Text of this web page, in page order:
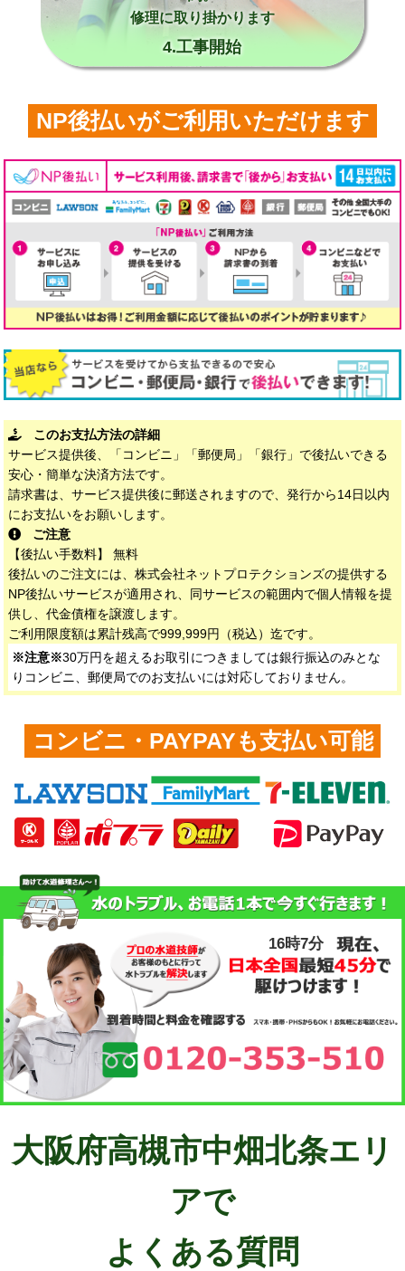
修理に取り掛かります
4.工事開始
NP後払いがご利用いただけます
このお支払方法の詳細
サービス提供後、「コンビニ」「郵便局」「銀行」で後払いできる
安心・簡単な決済方法です。
請求書は、サービス提供後に郵送されますので、発行から14日以内
にお支払いをお願いします。
ご注意
【後払い手数料】 無料
後払いのご注文には、株式会社ネットプロテクションズの提供する
NP後払いサービスが適用され、同サービスの範囲内で個人情報を提
供し、代金債権を譲渡します。
ご利用限度額は累計残高で999,999円（税込）迄です。
※注意※30万円を超えるお取引につきましては銀行振込のみとな
りコンビニ、郵便局でのお支払いには対応しておりません。
コンビニ・PAYPAYも支払い可能
16時7分
大阪府高槻市中畑北条エリ
アで
よくある質問